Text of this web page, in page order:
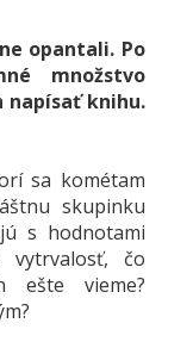
opantali. Po
množstvo
napísať knihu.
sa kométam
skupinku
s hodnotami
vytrvalosť, čo
vieme?